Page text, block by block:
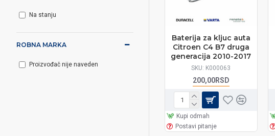
ROBNA MARKA
Proizvođač nije naveden
Na stanju
SKU: K000063
Baterija za kljuc auta
Citroen C4 B7 druga
generacija 2010-2017
200,00RSD
Kupi odmah
Postavi pitanje